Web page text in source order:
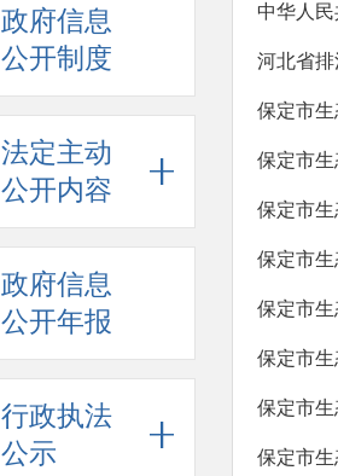
政府信息
公开制度
法定主动
公开内容
政府信息
公开年报
行政执法
公示
中华人
河北省
保定市
保定市
保定市
保定市
保定市
保定市
保定市
保定市